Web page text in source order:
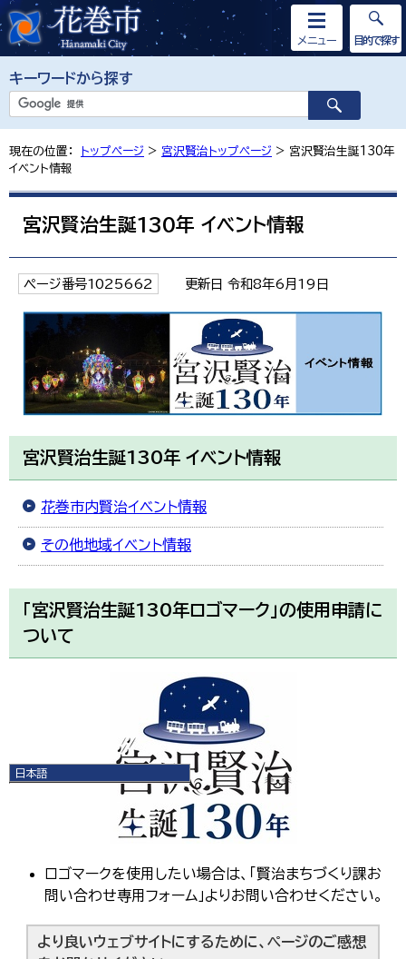
キーワードから探す
メニュー
日本語
目的で探す
現在の位置： トップページ > 宮沢賢治トップページ > 宮沢賢治生誕130年
イベント情報
宮沢賢治生誕130年 イベント情報
ページ番号1025662 更新日 令和8年6月19日
宮沢賢治生誕130年 イベント情報
花巻市内賢治イベント情報
その他地域イベント情報
「宮沢賢治生誕130年ロゴマーク」の使用申請に
ついて
ロゴマークを使用したい場合は、「賢治まちづくり課お
問い合わせ専用フォーム」よりお問い合わせください。
より良いウェブサイトにするために、ページのご感想